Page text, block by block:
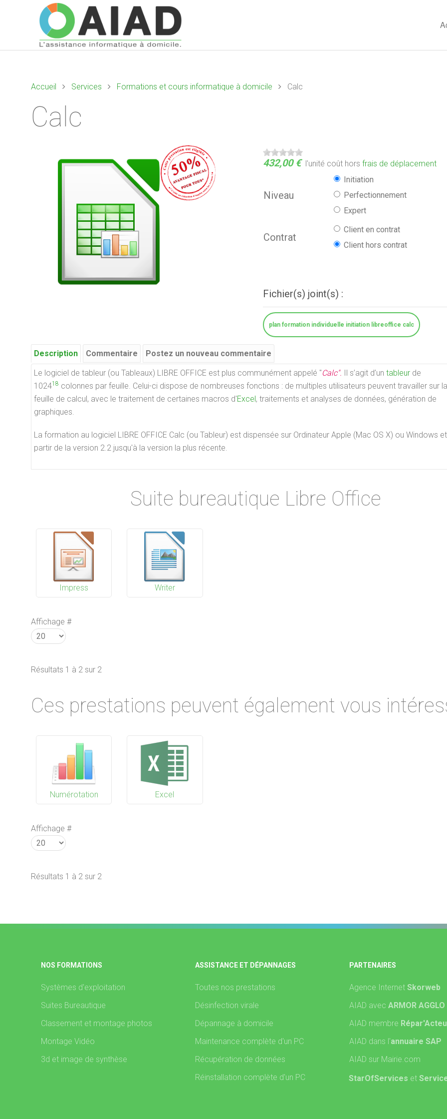
Accueil Services Formations et cours informatique à domicile Calc
Calc
432,00 € l'unité coût hors frais de déplacement
Niveau
Initiation
Perfectionnement
Expert
Contrat
Client en contrat
Client hors contrat
Fichier(s) joint(s) :
plan formation individuelle initiation libreoffice calc
Description Commentaire Postez un nouveau commentaire
Le logiciel de tableur (ou Tableaux) LIBRE OFFICE est plus communément appelé "Calc". Il s’agit d’un tableur de
102418 colonnes par feuille. Celui-ci dispose de nombreuses fonctions : de multiples utilisateurs peuvent travailler sur
feuille de calcul, avec le traitement de certaines macros d'Excel, traitements et analyses de données, génération de
graphiques.
La formation au logiciel LIBRE OFFICE Calc (ou Tableur) est dispensée sur Ordinateur Apple (Mac OS X) ou Windows
partir de la version 2.2 jusqu'à la version la plus récente.
Suite bureautique Libre Office
Impress Writer
Affichage #
Résultats 1 à 2 sur 2
Ces prestations peuvent également vous
Numérotation Excel
Affichage #
Résultats 1 à 2 sur 2
Writer Impress
NOS FORMATIONS
Systèmes d'exploitation
Suites Bureautique
Classement et montage photos
Montage Vidéo
3d et image de synthèse
ASSISTANCE ET DÉPANNAGES
Toutes nos prestations
Désinfection virale
Dépannage à domicile
Maintenance complète d'un PC
Récupération de données
Réinstallation complète d'un PC
PARTENAIRES
Agence Internet Skorweb
AIAD avec ARMOR AGGLO
AIAD membre
AIAD dans l'annuaire SAP
AIAD sur Mairie.com
StarOfServices et